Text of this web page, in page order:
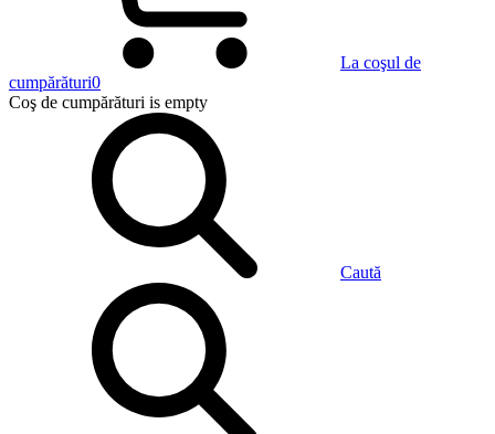
La coşul de
cumpărături0
Coş de cumpărături is empty
Caută